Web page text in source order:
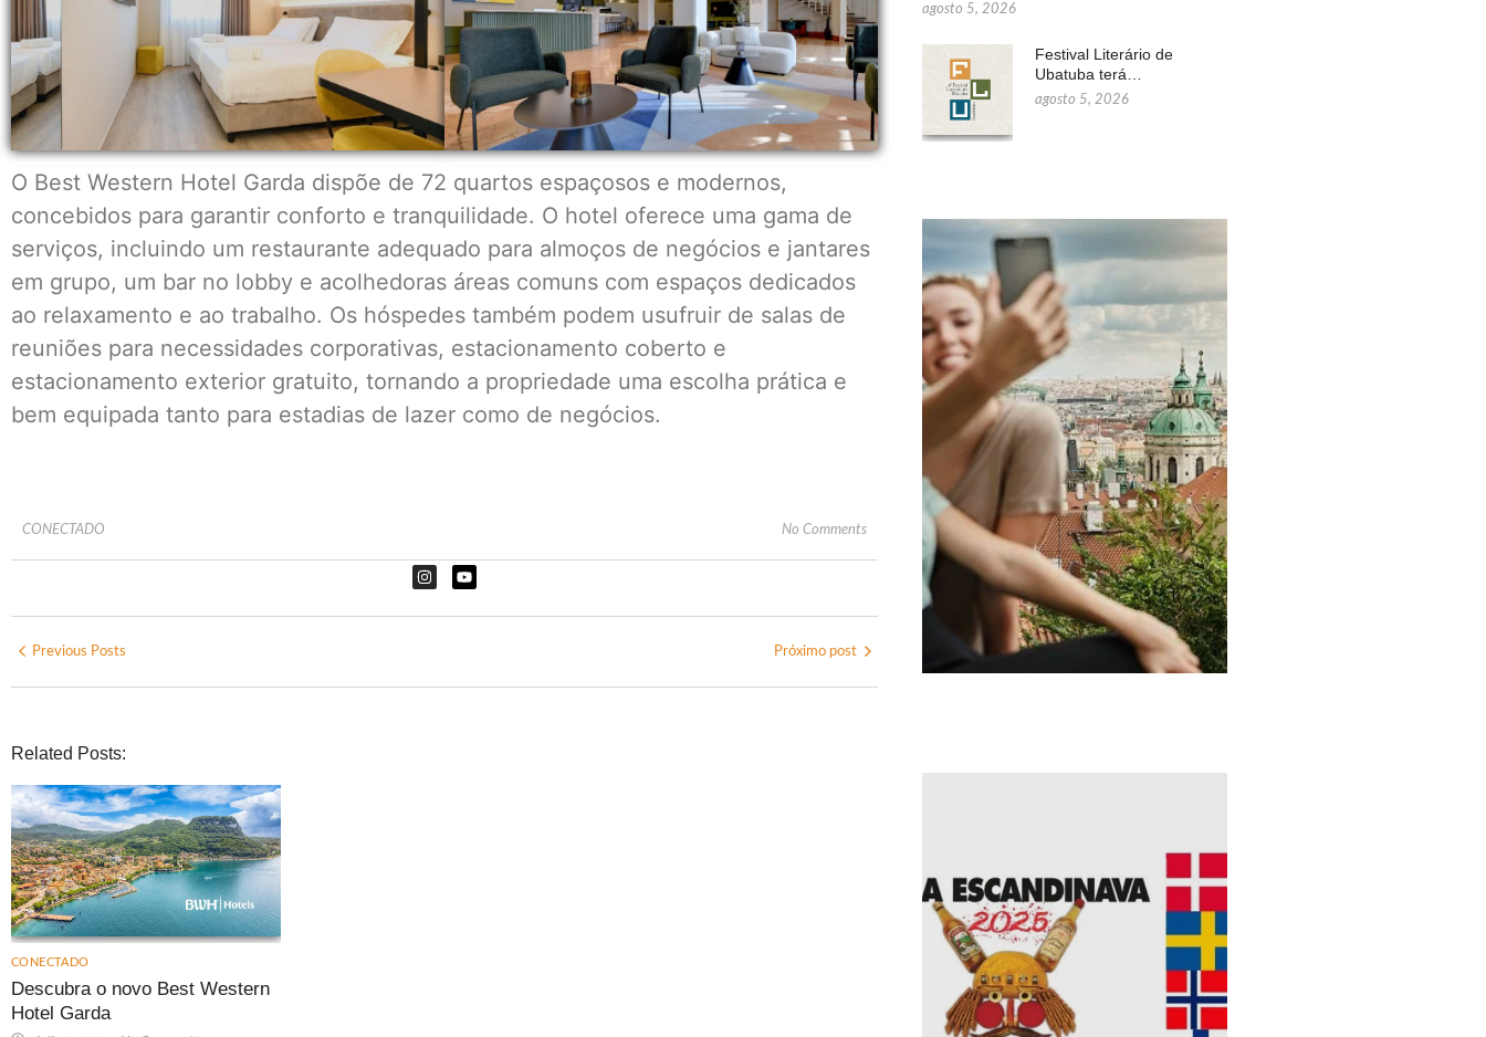
O Best Western Hotel Garda dispõe de 72 quartos espaçosos e modernos,
concebidos para garantir conforto e tranquilidade. O hotel oferece uma gama de
serviços, incluindo um restaurante adequado para almoços de negócios e jantares
em grupo, um bar no lobby e acolhedoras áreas comuns com espaços dedicados
ao relaxamento e ao trabalho. Os hóspedes também podem usufruir de salas de
reuniões para necessidades corporativas, estacionamento coberto e
estacionamento exterior gratuito, tornando a propriedade uma escolha prática e
bem equipada tanto para estadias de lazer como de negócios.
CONECTADO No Comments
Previous Posts Próximo post
Related Posts:
CONECTADO
Descubra o novo Best Western
Hotel Garda
agosto 5, 2026
Festival Literário de
Ubatuba terá…
agosto 5, 2026